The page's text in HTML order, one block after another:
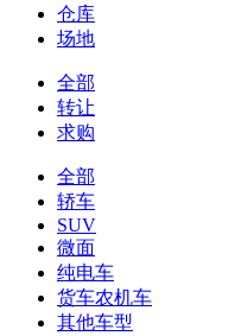
仓库
场地
全部
转让
求购
全部
轿车
SUV
微面
纯电车
货车农机车
其他车型